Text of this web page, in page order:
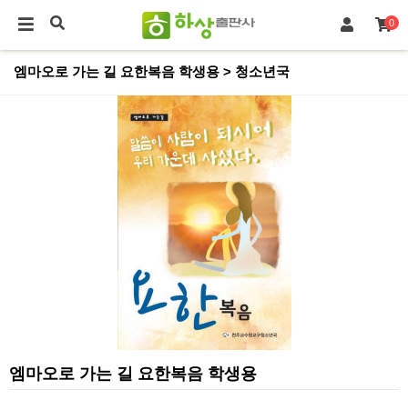
0
엠마오로 가는 길 요한복음 학생용 > 청소년국
엠마오로 가는 길 요한복음 학생용